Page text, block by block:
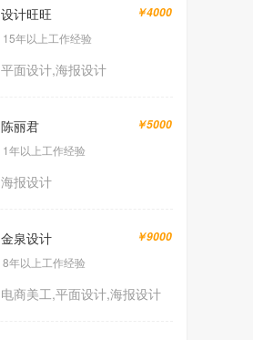
设计旺旺
￥4000
15年以上工作经验
平面设计,海报设计
陈丽君
￥5000
1年以上工作经验
海报设计
金泉设计
￥9000
8年以上工作经验
电商美工,平面设计,海报设计